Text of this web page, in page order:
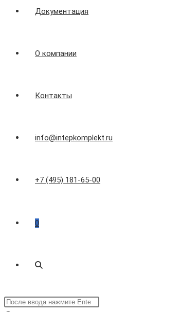
Документация
О компании
Контакты
info@intepkomplekt.ru
+7 (495) 181-65-00
0
Переключить
поиск
Поиск